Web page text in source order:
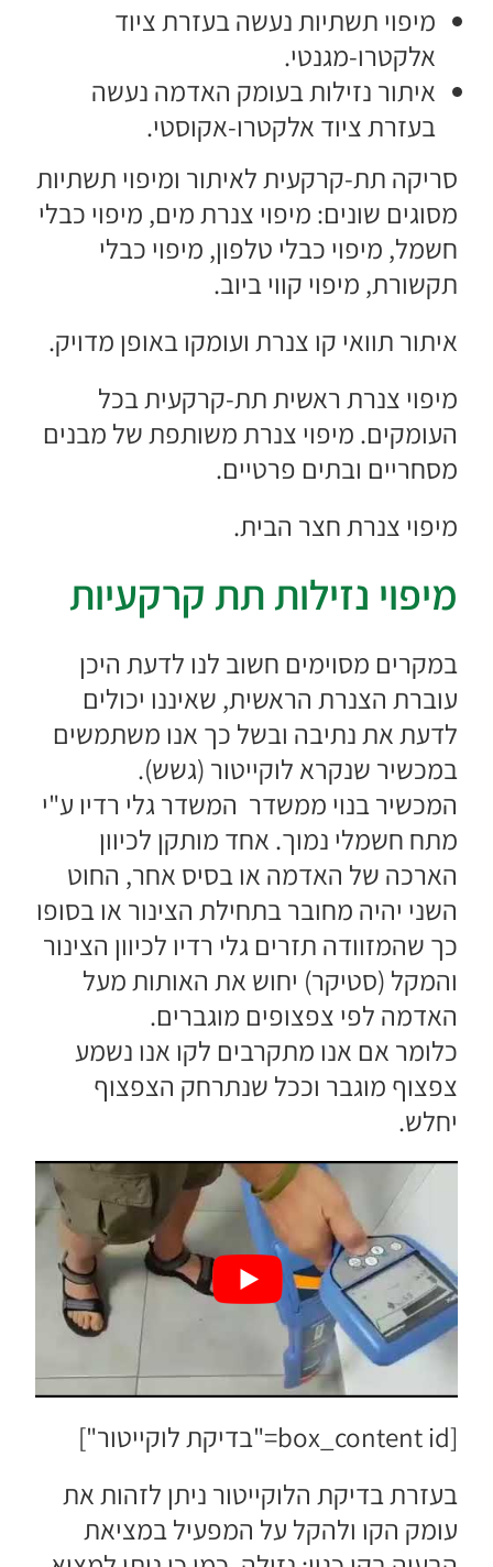
מיפוי תשתיות נעשה בעזרת ציוד
אלקטרו-מגנטי.
איתור נזילות בעומק האדמה נעשה
בעזרת ציוד אלקטרו-אקוסטי.
סריקה תת-קרקעית לאיתור ומיפוי תשתיות
מסוגים שונים: מיפוי צנרת מים, מיפוי כבלי
חשמל, מיפוי כבלי טלפון, מיפוי כבלי
תקשורת, מיפוי קווי ביוב.
איתור תוואי קו צנרת ועומקו באופן מדויק.
מיפוי צנרת ראשית תת-קרקעית בכל
העומקים. מיפוי צנרת משותפת של מבנים
מסחריים ובתים פרטיים.
מיפוי צנרת חצר הבית.
מיפוי נזילות תת קרקעיות
במקרים מסוימים חשוב לנו לדעת היכן
עוברת הצנרת הראשית, שאיננו יכולים
לדעת את נתיבה ובשל כך אנו משתמשים
במכשיר שנקרא לוקייטור (גשש).
המכשיר בנוי ממשדר המשדר גלי רדיו ע"י
מתח חשמלי נמוך. אחד מותקן לכיוון
הארכה של האדמה או בסיס אחר, החוט
השני יהיה מחובר בתחילת הצינור או בסופו
כך שהמזוודה תזרים גלי רדיו לכיוון הצינור
והמקל (סטיקר) יחוש את האותות מעל
האדמה לפי צפצופים מוגברים.
כלומר אם אנו מתקרבים לקו אנו נשמע
צפצוף מוגבר וככל שנתרחק הצפצוף
יחלש.
[box_content id="בדיקת לוקייטור"]
בעזרת בדיקת הלוקייטור ניתן לזהות את
עומק הקו ולהקל על המפעיל במציאת